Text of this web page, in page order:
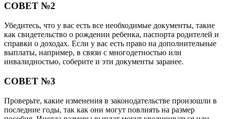
СОВЕТ №2
Убедитесь, что у вас есть все необходимые документы, такие
как свидетельство о рождении ребенка, паспорта родителей и
справки о доходах. Если у вас есть право на дополнительные
выплаты, например, в связи с многодетностью или
инвалидностью, соберите и эти документы заранее.
СОВЕТ №3
Проверьте, какие изменения в законодательстве произошли в
последние годы, так как они могут повлиять на размер